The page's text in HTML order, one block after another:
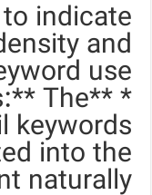
indicate
and
use.
The
keywords
into the
naturally.